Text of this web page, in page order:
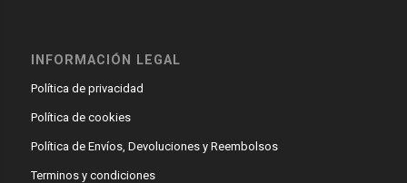
INFORMACIÓN LEGAL
Política de privacidad
Política de cookies
Política de Envíos, Devoluciones y Reembolsos
Terminos y condiciones